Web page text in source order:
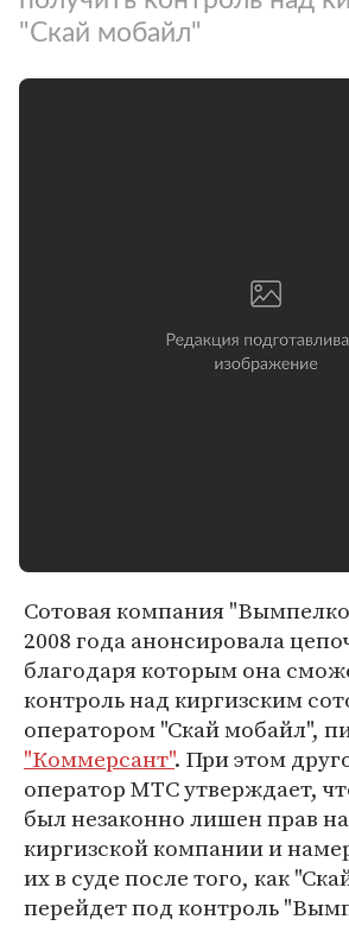
"Скай мобайл"
Сотовая компания
2008 года анонсировала
благодаря которым она
контроль над киргизским
оператором "Скай мобайл",
"Коммерсант". При этом
оператор МТС утверждает,
был незаконно лишен прав
киргизской компании и
их в суде после того, как
перейдет под контроль